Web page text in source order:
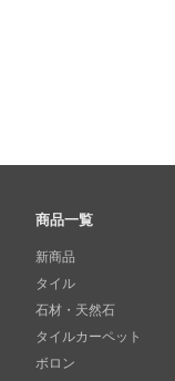
商品一覧
新商品
タイル
石材・天然石
タイルカーペット
ボロン